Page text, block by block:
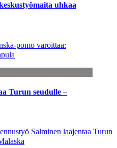
uhkaa
pomo varoittaa:
Turun seudulle –
Salminen laajentaa Turun